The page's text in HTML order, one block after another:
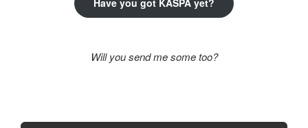
Have you got KASPA yet?
Will you send me some too?